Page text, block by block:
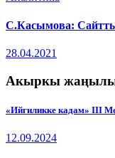
С.Касымова:
28.04.2021
Акыркы
«Ийгиликке кадам» III
12.09.2024